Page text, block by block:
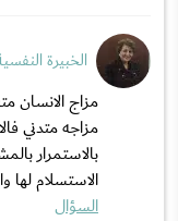
الخبيرة
مزاج الانسان
مزاجه متدني
بالاستمرار
الاستسلام
السؤال